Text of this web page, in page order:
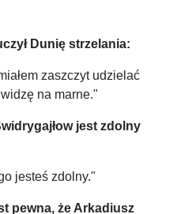
Dunię strzelania:
zaszczyt udzielać
na marne."
jest zdolny
jesteś zdolny."
pewna, że Arkadiusz